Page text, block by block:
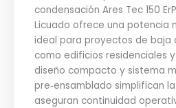
condensación Ares Tec 150
Licuado ofrece una potencia
ideal para proyectos de baja
como edificios residenciales
diseño compacto y sistema
pre‑ensamblado simplifican
aseguran continuidad